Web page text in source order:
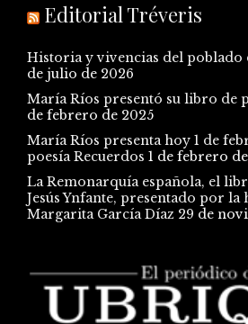
Editorial Tréveris
Historia y vivencias del poblado
de julio de 2026
María Ríos presentó su libro de
de febrero de 2025
María Ríos presenta hoy 1 de
poesía Recuerdos 1 de febrero
La Remonarquía española, el
Jesús Ynfante, presentado por
Margarita García Díaz 29 de